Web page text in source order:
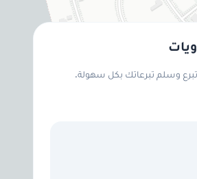
وسلم تبرعاتك بكل سهولة.